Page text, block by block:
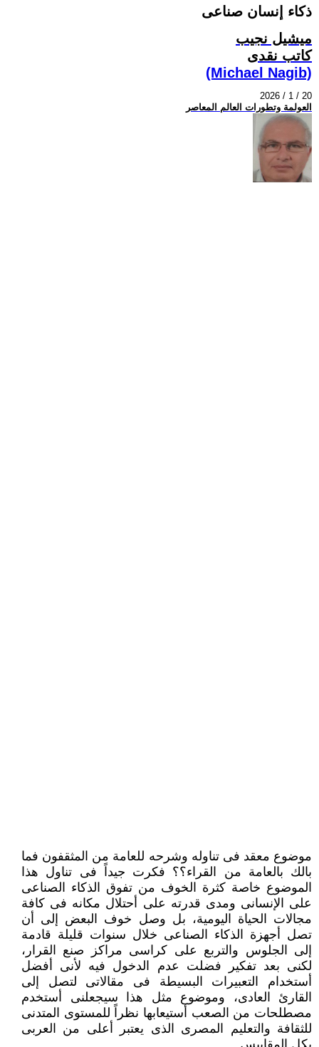
ذكاء إنسان صناعى‏
ميشيل نجيب
كاتب نقدى
(Michael Nagib)
2026 / 1 / 20
العولمة وتطورات العالم المعاصر
موضوع معقد فى تناوله وشرحه للعامة من المثقفون فما
بالك بالعامة من القراء؟؟ فكرت جيداً فى تناول هذا
الموضوع خاصة كثرة ‏الخوف من تفوق الذكاء الصناعى
على الإنسانى ومدى قدرته على أحتلال مكانه فى كافة
مجالات الحياة اليومية، بل وصل خوف ‏البعض إلى أن
تصل أجهزة الذكاء الصناعى خلال سنوات قليلة قادمة
إلى الجلوس والتربع على كراسى مراكز صنع القرار،
لكنى بعد ‏تفكير فضلت عدم الدخول فيه لأنى أفضل
أستخدام التعبيرات البسيطة فى مقالاتى لتصل إلى
القارئ العادى، وموضوع مثل هذا ‏سيجعلنى أستخدم
مصطلحات من الصعب أستيعابها نظراً للمستوى المتدنى
للثقافة والتعليم المصرى الذى يعتبر أعلى من العربى